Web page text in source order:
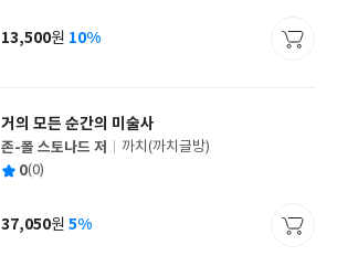
사
가
13,500원 10%
거의 모든 순간의 미술사
글
쓴
존-폴 스토나드 저
출
사
까치(까치글방)
평 0(0)
가
37,050원 5%